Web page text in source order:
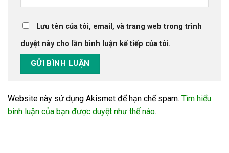
Lưu tên của tôi, email, và trang web trong trình
duyệt này cho lần bình luận kế tiếp của tôi.
Website này sử dụng Akismet để hạn chế spam. Tìm hiểu
bình luận của bạn được duyệt như thế nào.